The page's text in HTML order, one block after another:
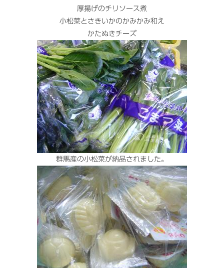
厚揚げのチリソース煮
小松菜とさきいかのかみかみ和え
かたぬきチーズ
群馬産の小松菜が納品されました。